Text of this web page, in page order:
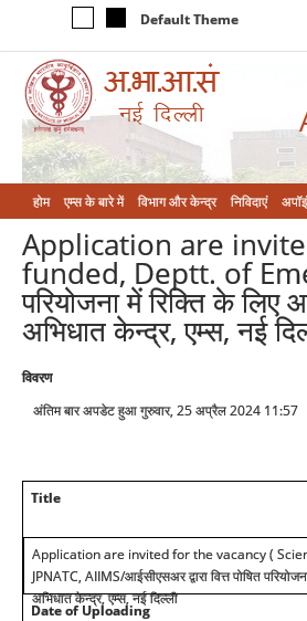
Default Theme
होम एम्‍स के बारे में विभाग और केन्‍द्र निविदाएं
Application are
funded, Deptt. of
परियोजना में रिक्ति के
अभिधात केन्द्र, एम्स, नई
विवरण
अंतिम बार अपडेट हुआ गुरुवार, 25 अप्रैल 2024 11:57
Title
Application are invited for the vacancy (
JPNATC, AIIMS/आईसीएसअर द्वारा वित्त पोषित
अभिधात केन्द्र, एम्स, नई दिल्ली
Date of Uploading